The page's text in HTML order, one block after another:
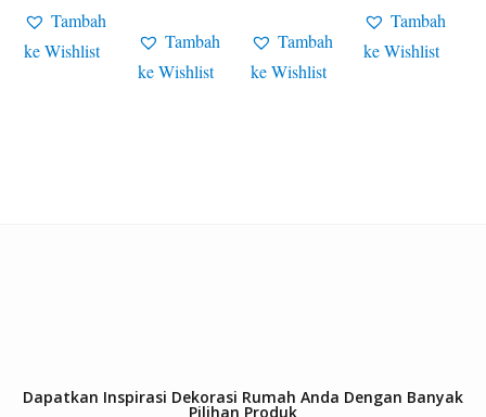
Tambah
ke Wishlist
Tambah
ke Wishlist
Tambah
ke Wishlist
Tambah
ke Wishlist
Dapatkan Inspirasi Dekorasi Rumah Anda Dengan Banyak
Pilihan Produk